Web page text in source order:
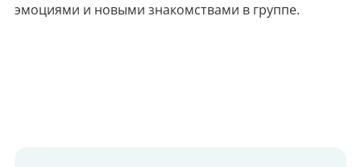
эмоциями и новыми знакомствами в группе.